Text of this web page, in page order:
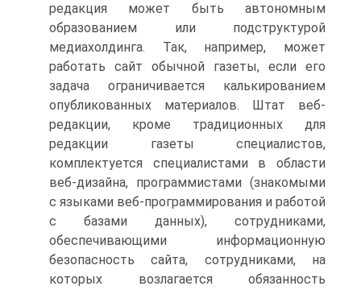
редакция может быть автономным
образованием или подструктурой
медиахолдинга. Так, например, может
работать сайт обычной газеты, если его
задача ограничивается калькированием
опубликованных материалов. Штат веб-
редакции, кроме традиционных для
редакции газеты специалистов,
комплектуется специалистами в области
веб-дизайна, программистами (знакомыми
с языками веб-программирования и работой
с базами данных), сотрудниками,
обеспечивающими информационную
безопасность сайта, сотрудниками, на
которых возлагается обязанность